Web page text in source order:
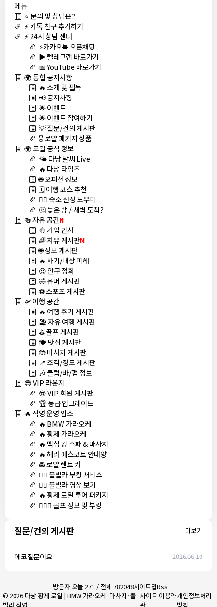
메뉴
⭐ 문의 및 상담은?
⚡ 카톡 친구 추가하기
⚡ 24시 상담 센터
⚡카카오톡 오픈채팅
▶️ 텔레그램 바로가기
📅 YouTube 바로가기
🌍 통합 공지사항
🔥 소개 및 필독
📢 공지사항
🌟 이벤트
🌟 이벤트 참여하기
💡 질문/건의 게시판
🎖️ 로얄 패키지 상품
🌍 로얄 공식 정보
🌤️ 다낭 날씨 Live
🔥 다낭 타임즈
🌐 오피셜 정보
🗓️ 여행 코스 추천
🏊‍♀️ 숙소 선정 도우미
🤔 늦은 밤 / 새벽 도착?
🍻 자유 공간N
🤚 가입 인사
🌈 자유 게시판N
🌐 정보 게시판
🔥 사기/내상 피해
😍 안구 정화
🤣 유머 게시판
⚽ 스포츠 게시판
🛫 여행 공간
🔥 여행 후기 게시판
🏖️ 자유 여행 게시판
⛳ 골프 게시판
🍽️ 맛집 게시판
🤲 마사지 게시판
📍 조각/정모 게시판
🎶 클럽/바/펍 정보
😎 VIP 라운지
😎 VIP 회원 게시판
🏆 등급 업그레이드
🔥 직영 운영 업소
🔥 BMW 가라오케
🔥 황제 가라오케
🔥 맥심 킹 스파 & 마사지
🔥 헤라 에스코트 안내양
🚘 로얄 렌트 카
🏊‍♀️ 풀빌라 부킹 서비스
🏊‍♀️ 풀빌라 영상 보기
🔥 황제 로얄 투어 패키지
🏌🏻‍♂️ 골프 정보 및 부킹
질문/건의 게시판 더보기
에코질문이요 2026.06.10
방문자 오늘 271 / 전체 782048사이트맵Rss
© 2026 다낭 황제 로얄 | BMW 가라오케·마사지·풀
빌라 직영
사이트 이용약
관
개인정보처리
방침